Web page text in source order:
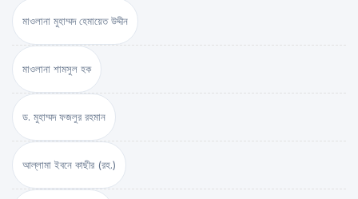
মাওলানা মুহাম্মদ হেমায়েত উদ্দীন
মাওলানা শামসুল হক
ড. মুহাম্মদ ফজলুর রহমান
আল্লামা ইবনে কাছীর (রহ.)